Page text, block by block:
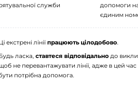
служби
допомоги
єдиним
екстрені лінії працюють цілодобово.
ласка, ставтеся відповідальнодо
не перевантажувати лінії, адже в цей
потрібна допомога.